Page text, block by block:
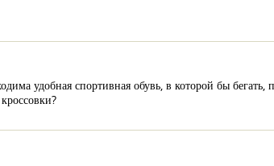
удобная спортивная обувь, в которой бы бегать,